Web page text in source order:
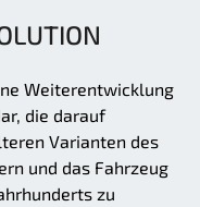
Weiterentwicklung
die darauf
Varianten des
und das Fahrzeug
zu